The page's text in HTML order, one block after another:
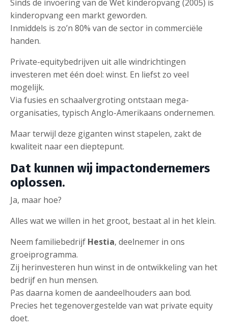
Sinds de invoering van de Wet kinderopvang (2005) is
kinderopvang een markt geworden.
Inmiddels is zo’n 80% van de sector in commerciële
handen.
Private-equitybedrijven uit alle windrichtingen
investeren met één doel: winst. En liefst zo veel
mogelijk.
Via fusies en schaalvergroting ontstaan mega-
organisaties, typisch Anglo-Amerikaans ondernemen.
Maar terwijl deze giganten winst stapelen, zakt de
kwaliteit naar een dieptepunt.
Dat kunnen wij impactondernemers
oplossen.
Ja, maar hoe?
Alles wat we willen in het groot, bestaat al in het klein.
Neem familiebedrijf Hestia, deelnemer in ons
groeiprogramma.
Zij herinvesteren hun winst in de ontwikkeling van het
bedrijf en hun mensen.
Pas daarna komen de aandeelhouders aan bod.
Precies het tegenovergestelde van wat private equity
doet.